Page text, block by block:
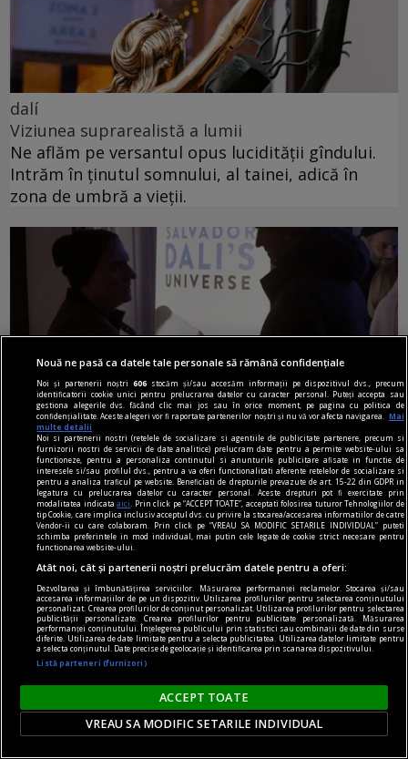
dalí
Viziunea suprarealistă a lumii
Ne aflăm pe versantul opus lucidității gîndului.
Intrăm în ținutul somnului, al tainei, adică în
zona de umbră a vieții.
dalí
Dalí în România?
Dacă ar fi să căutăm influența lui Dalí în arta
românească, este necesar ca mai întîi să
înțelegem cine și ce a fost Salvador Dalí.
Nouă ne pasă ca datele tale personale să rămână confidențiale
Noi și partenerii noștri606 stocăm și/sau accesăm informații pe dispozitivul dvs., precum
identificatorii cookie unici pentru prelucrarea datelor cu caracter personal. Puteți accepta sau
gestiona alegerile dvs. făcând clic mai jos sau în orice moment, pe pagina cu politica de
confidențialitate. Aceste alegeri vor fi raportate partenerilor noștri și nu vă vor afecta navigarea.
Mai
multe detalii
Noi si partenerii nostri (retelele de socializare si agentiile de publicitate partenere, precum si
furnizorii nostri de servicii de date analitice) prelucram date pentru a permite website-ului sa
functioneze, pentru a personaliza continutul si anunturile publicitare afisate in functie de
interesele si/sau profilul dvs., pentru a va oferi functionalitati aferente retelelor de socializare si
pentru a analiza traficul pe website. Beneficiati de drepturile prevazute de art. 15-22 din GDPR in
legatura cu prelucrarea datelor cu caracter personal. Aceste drepturi pot fi exercitate prin
modalitatea indicataaici
. Prin click pe “ACCEPT TOATE”, acceptati folosirea tuturor Tehnologiilor de
tip Cookie, care implica inclusiv acceptul dvs. cu privire la stocarea/accesarea informatiilor de catre
Vendor-ii cu care colaboram. Prin click pe “VREAU SA MODIFIC SETARILE INDIVIDUAL” puteti
schimba preferintele in mod individual, mai putin cele legate de cookie strict necesare pentru
functionarea website-ului.
Atât noi, cât și partenerii noștri prelucrăm datele pentru a oferi:
Dezvoltarea și îmbunătățirea serviciilor. Măsurarea performanței reclamelor. Stocarea și/sau
accesarea informațiilor de pe un dispozitiv. Utilizarea profilurilor pentru selectarea conținutului
personalizat. Crearea profilurilor de conținut personalizat. Utilizarea profilurilor pentru selectarea
publicității personalizate. Crearea profilurilor pentru publicitate personalizată. Măsurarea
performanței conținutului. Înțelegerea publicului prin statistici sau combinații de date din surse
diferite. Utilizarea de date limitate pentru a selecta publicitatea. Utilizarea datelor limitate pentru
a selecta conținutul. Date precise de geolocație și identificarea prin scanarea dispozitivului.
Listă parteneri (furnizori)
ACCEPT TOATE
VREAU SA MODIFIC SETARILE INDIVIDUAL